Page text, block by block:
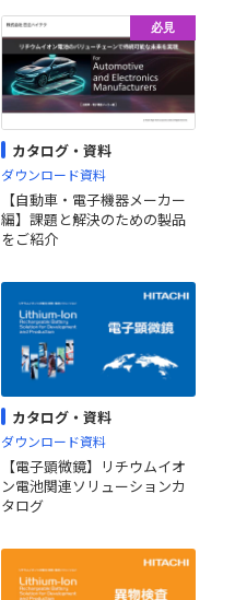
必見
カタログ・資料
ダウンロード資料
【自動車・電子機器メーカー
編】課題と解決のための製品
をご紹介
カタログ・資料
ダウンロード資料
【電子顕微鏡】リチウムイオ
ン電池関連ソリューションカ
タログ